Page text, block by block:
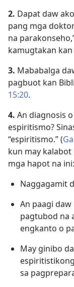
2. Dapat daw
pang mga
na
kamugtakan
3. Mababalga
pagbuot kan
15:20.
4. An diagnosis
espiritismo?
“espiritismo.” (
kun may
mga hapot na ini:
Naggagamit
An paagi
pagtubod na
engkanto o
May ginibo
sa